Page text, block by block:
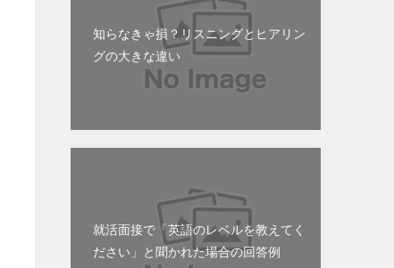
知らなきゃ損？リスニングとヒアリン
グの大きな違い
就活面接で「英語のレベルを教えてく
ださい」と聞かれた場合の回答例